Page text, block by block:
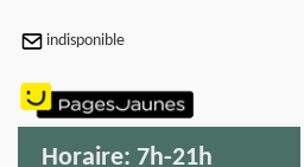
indisponible
Horaire: 7h-21h